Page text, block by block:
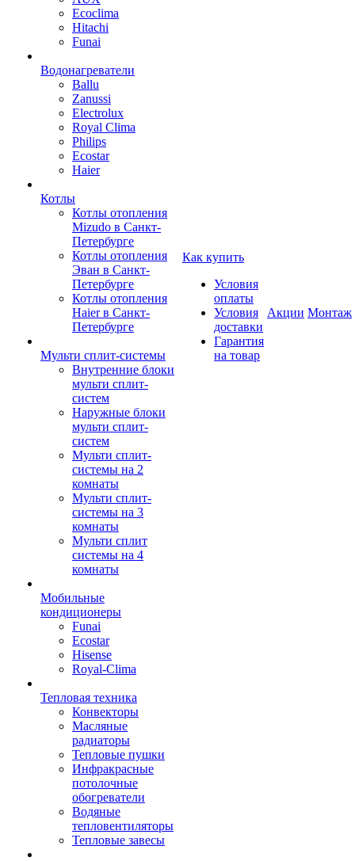
Ecoclima
Hitachi
Funai
Водонагреватели
Ballu
Zanussi
Electrolux
Royal Clima
Philips
Ecostar
Haier
Котлы
Котлы отопления
Mizudo в Санкт-
Петербурге
Котлы отопления
Эван в Санкт-
Петербурге
Котлы отопления
Haier в Санкт-
Петербурге
Мульти сплит-системы
Внутренние блоки
мульти сплит-
систем
Наружные блоки
мульти сплит-
систем
Мульти сплит-
системы на 2
комнаты
Мульти сплит-
системы на 3
комнаты
Мульти сплит
системы на 4
комнаты
Мобильные
кондиционеры
Funai
Ecostar
Hisense
Royal-Clima
Тепловая техника
Конвекторы
Масляные
радиаторы
Тепловые пушки
Инфракрасные
потолочные
обогреватели
Водяные
тепловентиляторы
Тепловые завесы
Как купить
Условия
оплаты
Условия
доставки
Гарантия
на товар
Акции Монтаж